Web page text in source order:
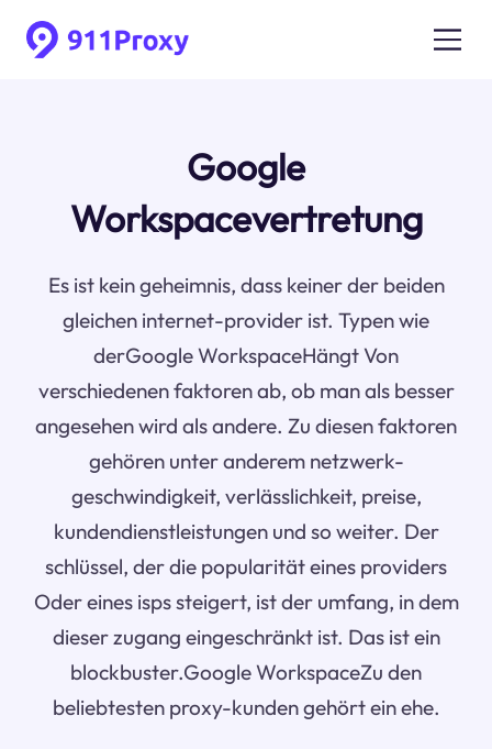
Google
Workspacevertretung
Es ist kein geheimnis, dass keiner der beiden
gleichen internet-provider ist. Typen wie
derGoogle WorkspaceHängt Von
verschiedenen faktoren ab, ob man als besser
angesehen wird als andere. Zu diesen faktoren
gehören unter anderem netzwerk-
geschwindigkeit, verlässlichkeit, preise,
kundendienstleistungen und so weiter. Der
schlüssel, der die popularität eines providers
Oder eines isps steigert, ist der umfang, in dem
dieser zugang eingeschränkt ist. Das ist ein
blockbuster.Google WorkspaceZu den
beliebtesten proxy-kunden gehört ein ehe.